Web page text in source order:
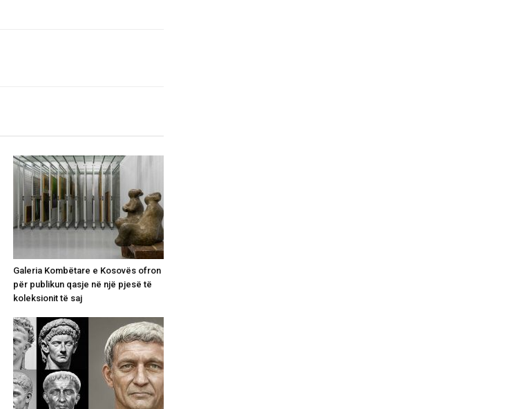
Galeria Kombëtare e Kosovës ofron
për publikun qasje në një pjesë të
koleksionit të saj